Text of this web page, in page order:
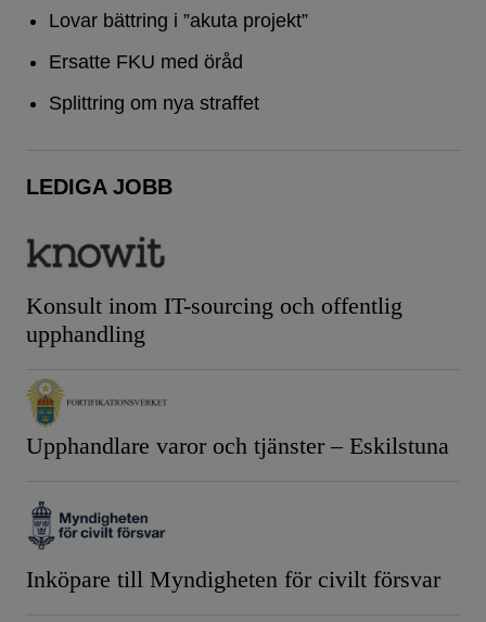
Lovar bättring i ”akuta projekt”
Ersatte FKU med öråd
Splittring om nya straffet
LEDIGA JOBB
Konsult inom IT-sourcing och offentlig
upphandling
Upphandlare varor och tjänster – Eskilstuna
Inköpare till Myndigheten för civilt försvar